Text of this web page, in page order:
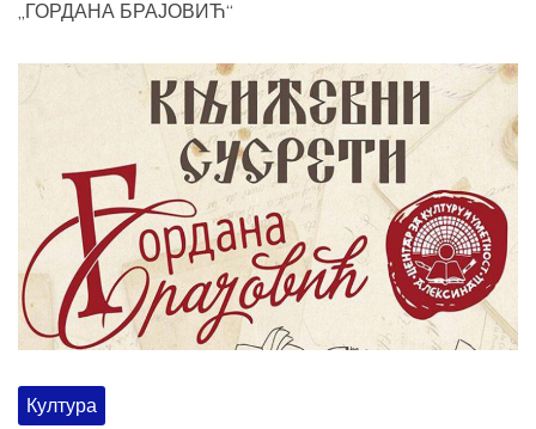
„ГОРДАНА БРАЈОВИЋ“
Култура